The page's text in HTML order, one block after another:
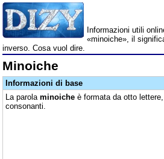
Informazioni utili
«minoiche», il
inverso. Cosa vuol dire.
Minoiche
Informazioni di base
La parola minoiche è formata da otto
consonanti.